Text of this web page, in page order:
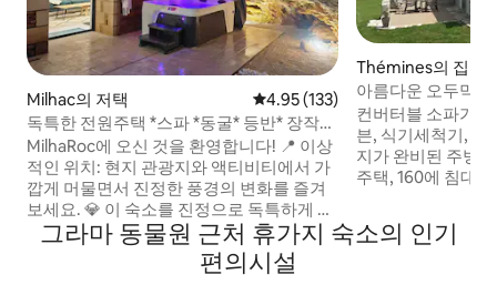
Milhac의 저택 평점 4.95점(5점 만점), 후기 133
4.95 (133)
독특한 전원주택 *스파 *동굴* 등반* 장작
난로
MilhaRoc에 오신 것을 환영합니다! 📍 이상
적인 위치: 현지 관광지와 액티비티에서 가
깝게 머물면서 진정한 풍경의 변화를 즐겨
보세요. 💎 이 숙소를 진정으로 독특하게 만
드는 요소: 전용 동굴과 고급 스파로 독특한
경험을 선사합니다. 🏡 편안한 인테리어: 세
련된 분위기를 자랑하는 세심하게 디자인
Thémines의 집
아름다운 오두막
컨버터블 소파가
븐, 식기세척기, 냉
지가 완비된 주방
주택, 160에 침대 1개가 있는 거실로 개방된
욕실 1개. 평면 스크린 TV, DVD 플레이어,
하이파이 채널, 보
그라마 동물원 근처 휴가지 숙소의 인기
편의시설